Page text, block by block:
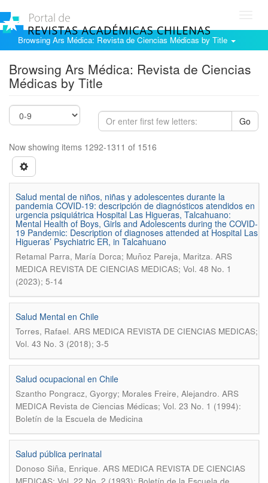
Browsing Ars Médica: Revista de Ciencias Médicas by Title
Browsing Ars Médica: Revista de Ciencias
Médicas by Title
Go
Now showing items 1292-1311 of 1516
Salud mental de niños, niñas y adolescentes durante la
pandemia COVID-19: descripción de diagnósticos atendidos en
urgencia psiquiátrica Hospital Las Higueras, Talcahuano:
Mental Health of Boys, Girls and Adolescents during the COVID-
19 Pandemic: Description of diagnoses attended at Hospital Las
Higueras’ Psychiatric ER, in Talcahuano
Retamal Parra, María Dorca; Muñoz Pareja, Maritza. ARS
MEDICA REVISTA DE CIENCIAS MEDICAS; Vol. 48 No. 1
(2023); 5-14
Salud Mental en Chile
Torres, Rafael. ARS MEDICA REVISTA DE CIENCIAS MEDICAS;
Vol. 43 No. 3 (2018); 3-5
Salud ocupacional en Chile
Szantho Pongracz, Gyorgy; Morales Freire, Alejandro. ARS
MEDICA Revista de Ciencias Médicas; Vol. 23 No. 1 (1994):
Boletín de la Escuela de Medicina
Salud pública perinatal
Donoso Siña, Enrique. ARS MEDICA REVISTA DE CIENCIAS